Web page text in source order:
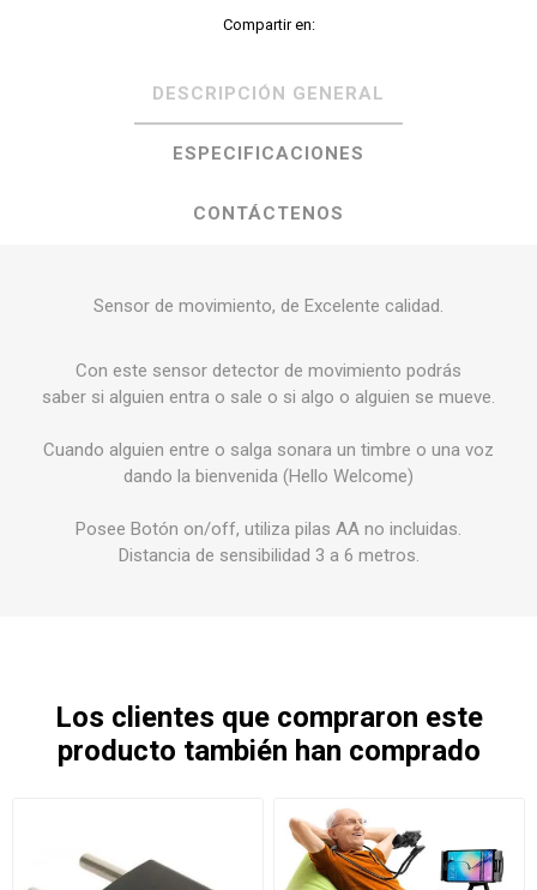
Compartir en:
DESCRIPCIÓN GENERAL
ESPECIFICACIONES
CONTÁCTENOS
Sensor de movimiento, de Excelente calidad.
Con este sensor detector de movimiento podrás
saber si alguien entra o sale o si algo o alguien se mueve.
Cuando alguien entre o salga sonara un timbre o una voz
dando la bienvenida (Hello Welcome)
Posee Botón on/off, utiliza pilas AA no incluidas.
Distancia de sensibilidad 3 a 6 metros.
Los clientes que compraron este
producto también han comprado